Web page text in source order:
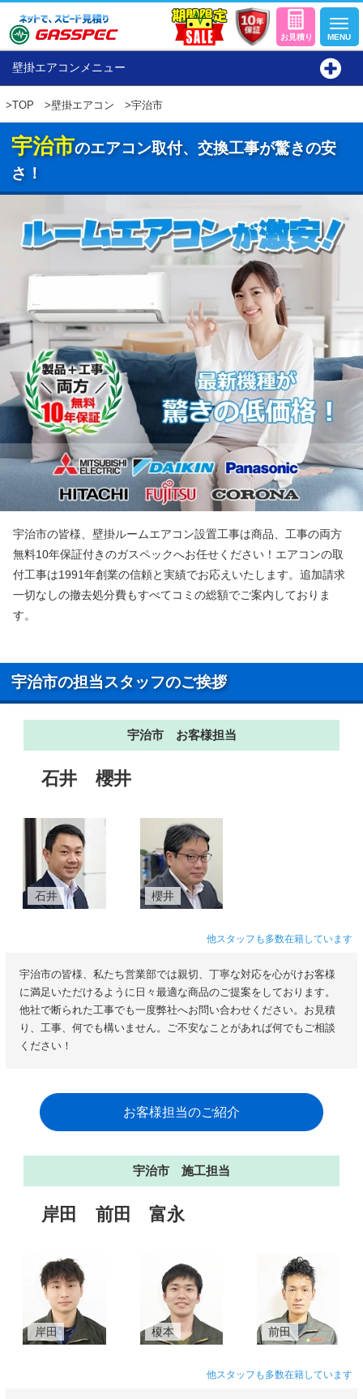
壁掛エアコンメニュー
>TOP >壁掛エアコン >宇治市
宇治市のエアコン取付、交換工事が驚きの安
さ！
宇治市の皆様、壁掛ルームエアコン設置工事は商品、工事の両方
無料10年保証付きのガスペックへお任せください！エアコンの取
付工事は1991年創業の信頼と実績でお応えいたします。追加請求
一切なしの撤去処分費もすべてコミの総額でご案内しておりま
す。
宇治市の担当スタッフのご挨拶
宇治市 お客様担当
石井 櫻井
石井 櫻井
他スタッフも多数在籍しています
宇治市の皆様、私たち営業部では親切、丁寧な対応を心がけお客様
に満足いただけるように日々最適な商品のご提案をしております。
他社で断られた工事でも一度弊社へお問い合わせください。お見積
り、工事、何でも構いません。ご不安なことがあれば何でもご相談
ください！
お客様担当のご紹介
宇治市 施工担当
岸田 前田 富永
岸田 榎本 前田
他スタッフも多数在籍しています